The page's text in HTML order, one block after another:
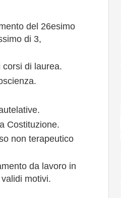
del 26esimo
di 3,
di laurea.
Costituzione.
non terapeutico
da lavoro in
motivi.